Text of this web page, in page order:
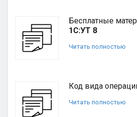
Бесплатные
1С:УТ 8
Читать полностью
Код вида
Читать полностью